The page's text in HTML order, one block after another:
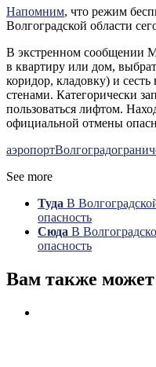
Напомним, что режим
Волгоградской области
В экстренном сообщении
в квартиру или дом,
коридор, кладовку) и
стенами. Категорически
пользоваться лифтом.
официальной отмены
аэропортВолгоград
See more
Туда В
опасность
Сюда В
опасность
Вам также